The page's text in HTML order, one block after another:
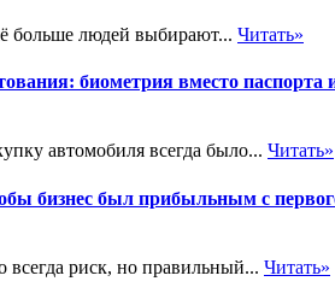
больше людей выбирают... Читать»
биометрия вместо паспорта
автомобиля всегда было... Читать»
бизнес был прибыльным с
всегда риск, но правильный... Читать»